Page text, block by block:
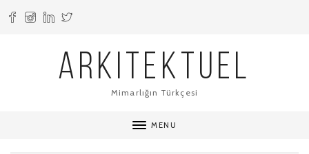
ARKITEKTUEL
Mimarlığın Türkçesi
MENU